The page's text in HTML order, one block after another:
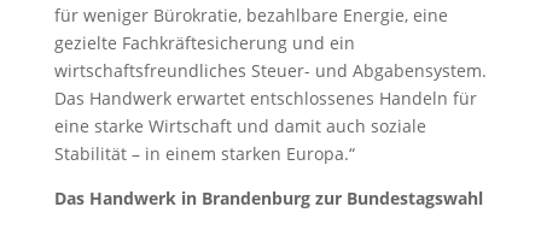
für weniger Bürokratie, bezahlbare Energie, eine
gezielte Fachkräftesicherung und ein
wirtschaftsfreundliches Steuer- und Abgabensystem.
Das Handwerk erwartet entschlossenes Handeln für
eine starke Wirtschaft und damit auch soziale
Stabilität – in einem starken Europa.“
Das Handwerk in Brandenburg zur Bundestagswahl